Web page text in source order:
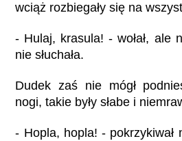
wciąż rozbiegały się na
- Hulaj, krasula! - wołał, ale
nie słuchała.
Dudek zaś nie mógł
nogi, takie były słabe i
- Hopla, hopla! -